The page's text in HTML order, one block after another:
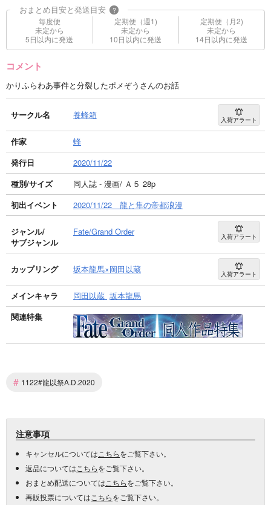
おまとめ目安と発送目安 ?
毎度便
未定から
5日以内に発送
定期便（週1)
未定から
10日以内に発送
定期便（月2)
未定から
14日以内に発送
コメント
かりふらわあ事件と分裂したポメぞうさんのお話
サークル名 養蜂箱 入荷アラート
作家
蜂
発行日
2020/11/22
種別/サイズ
同人誌 - 漫画/ Ａ５ 28p
初出イベント
2020/11/22 龍と隼の帝都浪漫
ジャンル/
サブジャンル
Fate/Grand Order 入荷アラート
カップリング 坂本龍馬×岡田以蔵 入荷アラート
メインキャラ 岡田以蔵 坂本龍馬
関連特集
# 1122#龍以祭A.D.2020
注意事項
キャンセルについては こちらをご覧下さい。
返品については こちらをご覧下さい。
おまとめ配送については こちらをご覧下さい。
再販投票については こちらをご覧下さい。